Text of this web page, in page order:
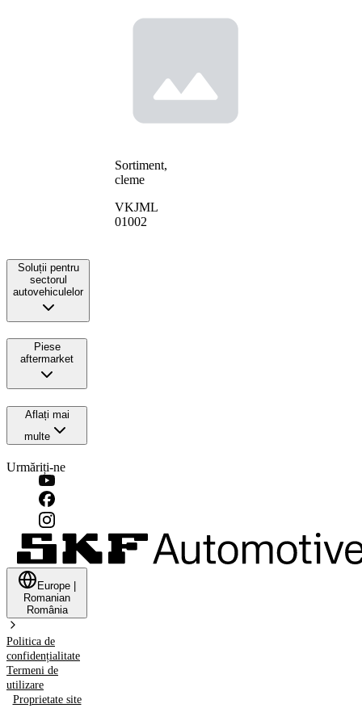
Sortiment,
cleme
VKJML
01002
Soluții pentru
sectorul
autovehiculelor
Piese
aftermarket
Aflați mai
multe
Urmăriți-ne
Europe |
Romanian
România
Politica de
confidențialitate
Termeni de
utilizare
Proprietate site